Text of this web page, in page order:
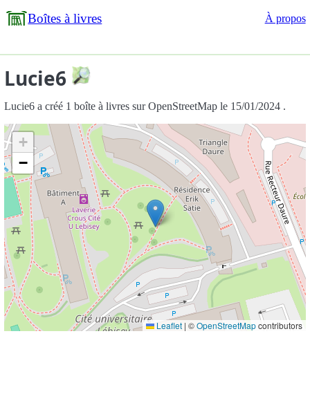
Boîtes à livres À propos
Lucie6
Lucie6 a créé 1 boîte à livres sur OpenStreetMap le 15/01/2024 .
+
−
Leaflet | ©OpenStreetMapcontributors